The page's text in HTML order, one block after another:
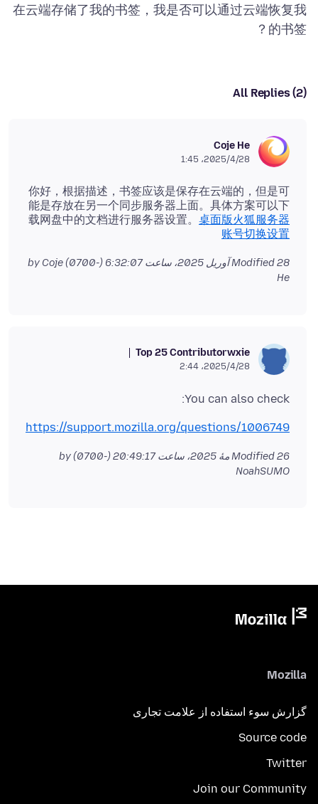
在云端存储了我的书签，我是否可以通过云端恢复我
的书签？
All Replies (2)
Coje He
2025/4/28،‏ 1:45
你好，根据描述，书签应该是保存在云端的，但是可
能是存放在另一个同步服务器上面。具体方案可以下
载网盘中的文档进行服务器设置。 桌面版火狐服务器
账号切换设置
Modified28 آوریل 2025، ساعت 6:32:07 (-0700)
by Coje
He
wxie
Top 25 Contributor
2025/4/28،‏ 2:44
You can also check:
https://support.mozilla.org/questions/1006749
Modified26 مهٔ 2025، ساعت 20:49:17 (-0700)
by
NoahSUMO
Mozilla
گزارش سوء استفاده از علامت تجاری
Source code
Twitter
Join our Community